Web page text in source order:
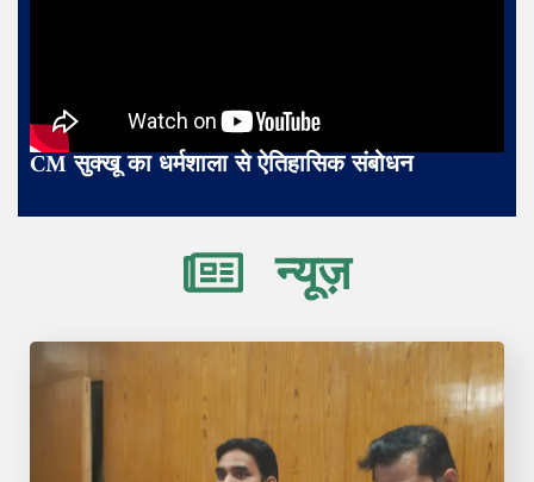
CM सुक्खू का धर्मशाला से ऐतिहासिक संबोधन
न्यूज़